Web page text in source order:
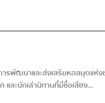
รพัฒนาและส่งเสริมหอสมุดแห่ง
ละนักเล่านิทานที่มีชื่อเสียง...